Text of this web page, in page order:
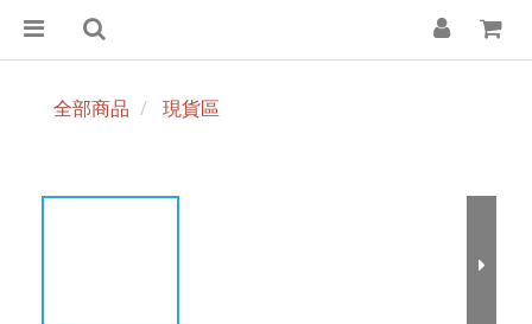
全部商品 現貨區